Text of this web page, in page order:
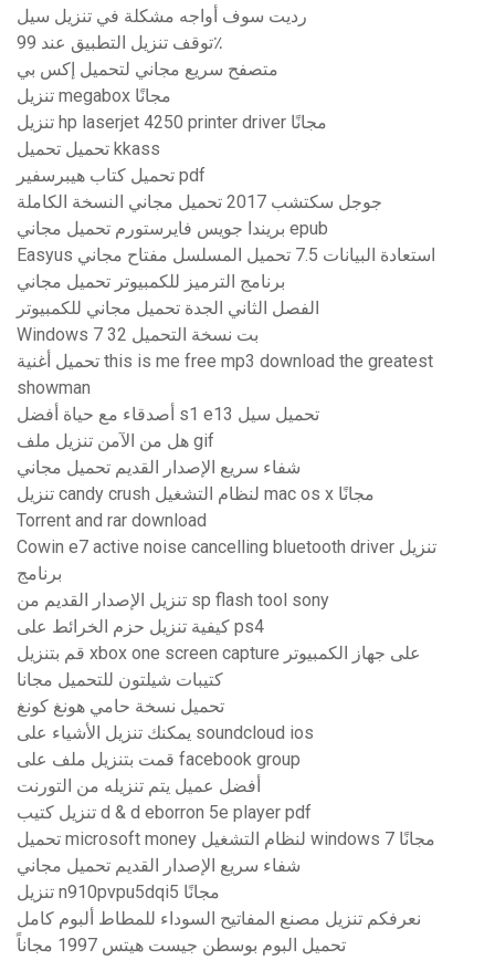
رديت سوف أواجه مشكلة في تنزيل سيل
توقف تنزيل التطبيق عند 99٪
متصفح سريع مجاني لتحميل إكس بي
تنزيل megabox مجانًا
تنزيل hp laserjet 4250 printer driver مجانًا
تحميل تحميل kkass
تحميل كتاب هيبرسفير pdf
جوجل سكتشب 2017 تحميل مجاني النسخة الكاملة
بريندا جويس فايرستورم تحميل مجاني epub
Easyus استعادة البيانات 7.5 تحميل المسلسل مفتاح مجاني
برنامج الترميز للكمبيوتر تحميل مجاني
الفصل الثاني الجدة تحميل مجاني للكمبيوتر
Windows 7 32 بت نسخة التحميل
تحميل أغنية this is me free mp3 download the greatest
showman
أصدقاء مع حياة أفضل s1 e13 تحميل سيل
هل من الآمن تنزيل ملف gif
شفاء سريع الإصدار القديم تحميل مجاني
تنزيل candy crush لنظام التشغيل mac os x مجانًا
Torrent and rar download
Cowin e7 active noise cancelling bluetooth driver تنزيل
برنامج
تنزيل الإصدار القديم من sp flash tool sony
كيفية تنزيل حزم الخرائط على ps4
قم بتنزيل xbox one screen capture على جهاز الكمبيوتر
كتيبات شيلتون للتحميل مجانا
تحميل نسخة حامي هونغ كونغ
يمكنك تنزيل الأشياء على soundcloud ios
قمت بتنزيل ملف على facebook group
أفضل عميل يتم تنزيله من التورنت
تنزيل كتيب d & d eborron 5e player pdf
تحميل microsoft money لنظام التشغيل windows 7 مجانًا
شفاء سريع الإصدار القديم تحميل مجاني
تنزيل n910pvpu5dqi5 مجانًا
نعرفكم تنزيل مصنع المفاتيح السوداء للمطاط ألبوم كامل
تحميل البوم بوسطن جيست هيتس 1997 مجاناً